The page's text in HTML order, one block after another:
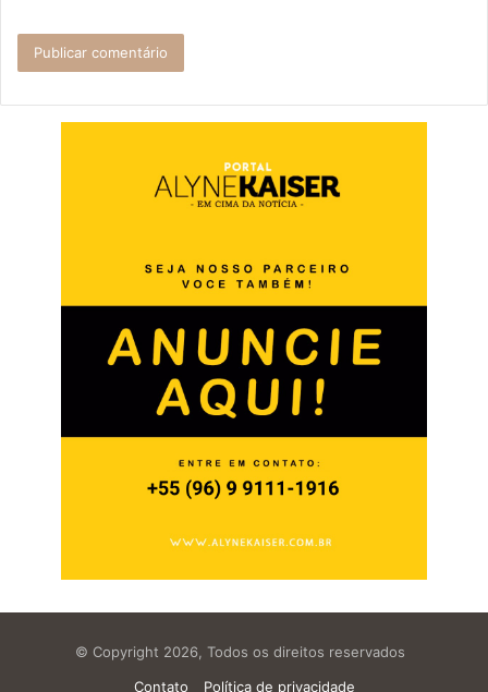
© Copyright 2026, Todos os direitos reservados
Contato
Política de privacidade